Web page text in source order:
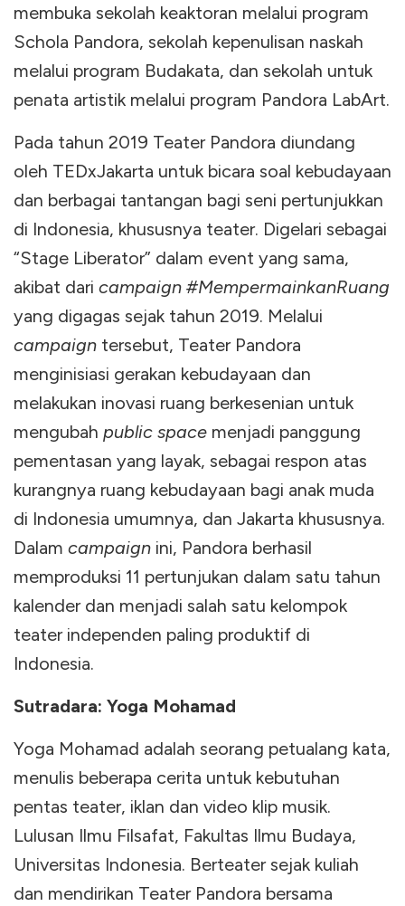
membuka sekolah keaktoran melalui program
Schola Pandora, sekolah kepenulisan naskah
melalui program Budakata, dan sekolah untuk
penata artistik melalui program Pandora LabArt.
Pada tahun 2019 Teater Pandora diundang
oleh TEDxJakarta untuk bicara soal kebudayaan
dan berbagai tantangan bagi seni pertunjukkan
di Indonesia, khususnya teater. Digelari sebagai
“Stage Liberator” dalam event yang sama,
akibat dari campaign #MempermainkanRuang
yang digagas sejak tahun 2019. Melalui
campaign tersebut, Teater Pandora
menginisiasi gerakan kebudayaan dan
melakukan inovasi ruang berkesenian untuk
mengubah public space menjadi panggung
pementasan yang layak, sebagai respon atas
kurangnya ruang kebudayaan bagi anak muda
di Indonesia umumnya, dan Jakarta khususnya.
Dalam campaign ini, Pandora berhasil
memproduksi 11 pertunjukan dalam satu tahun
kalender dan menjadi salah satu kelompok
teater independen paling produktif di
Indonesia.
Sutradara: Yoga Mohamad
Yoga Mohamad adalah seorang petualang kata,
menulis beberapa cerita untuk kebutuhan
pentas teater, iklan dan video klip musik.
Lulusan Ilmu Filsafat, Fakultas Ilmu Budaya,
Universitas Indonesia. Berteater sejak kuliah
dan mendirikan Teater Pandora bersama